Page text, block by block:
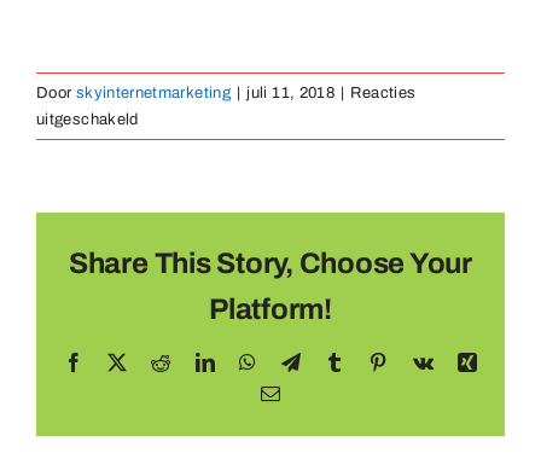
Door skyinternetmarketing juli 11, 2018
Reacties
uitgeschakeldvoor
sleutelhanger-
Share This Story, Choose Your
Platform!
Facebook RedditLinkedInWhatsApp
TelegramTumblr Pinterest
Vk
Xing
E-